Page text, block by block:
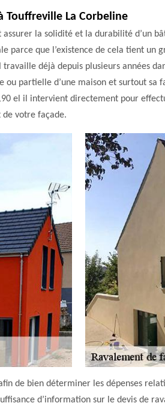
Touffreville La Corbeline
la solidité et la durabilité d’un
parce que l’existence de cela tient un
déjà depuis plusieurs années
partielle d’une maison et surtout sa
el il intervient directement pour
de votre façade.
de bien déterminer les dépenses
d’information sur le devis de